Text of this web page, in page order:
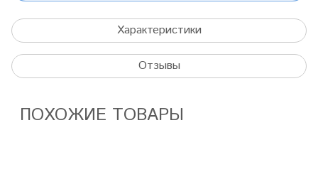
Характеристики
Отзывы
ПОХОЖИЕ ТОВАРЫ